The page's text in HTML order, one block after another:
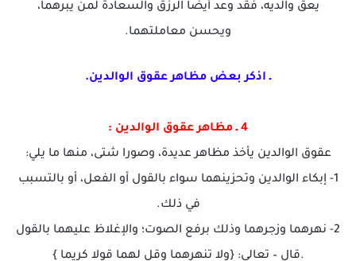
يعق والديه، فقد وعد أيضاً الرزق والسعادة لمن يبرهما،
ويحسن معاملتهما.
ـ اذكر بعض مظاهر عقوق الوالدين.
4 ـ مظاهر عقوق الوالدين :
عقوق الوالدين يأخذ مظاهر عديدة، وصورا شتى، منها ما يلي:
1- إبكاء الوالدين وتحزينهما سواء بالقول أو الفعل، أو بالتسبب
في ذلك.
2- نهرهما وزجرهما وذلك برفع الصوت؛ والإغلاظ عليهما بالقول
.قال – تعالى: {ولا تنهرهما وقل لهما قولا كريما }